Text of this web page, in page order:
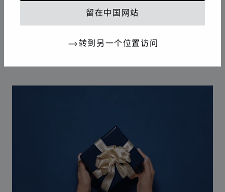
留在中国网站
转到另一个位置访问
是首款将钻石的高贵气质与精钢的坚固特性相结合的腕
表，独树一帜的设计使其成为连接腕表和珠宝的典范之
作。